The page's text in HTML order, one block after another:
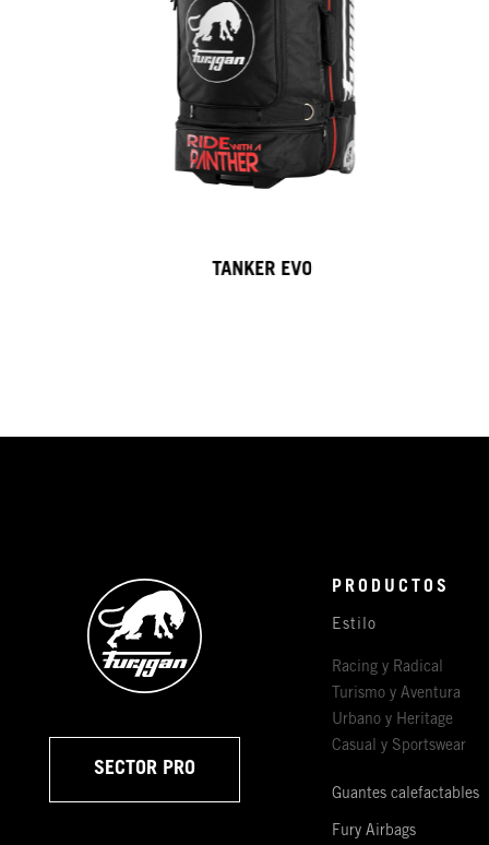
TANKER EVO
SECTOR PRO
PRODUCTOS
Estilo
Racing y Radical
Turismo y Aventura
Urbano y Heritage
Casual y Sportswear
Guantes calefactables
Fury Airbags